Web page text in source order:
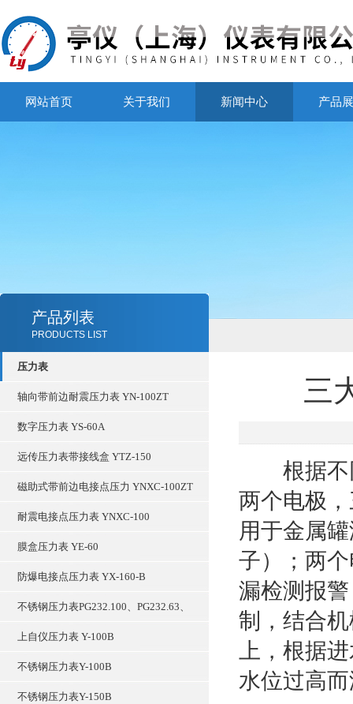
网站首页 关于我们 新闻中心 产品
产品列表
PRODUCTS LIST
压力表
轴向带前边耐震压力表 YN-100ZT
数字压力表 YS-60A
远传压力表带接线盒 YTZ-150
磁助式带前边电接点压力 YNXC-100ZT
耐震电接点压力表 YNXC-100
膜盒压力表 YE-60
防爆电接点压力表 YX-160-B
不锈钢压力表PG232.100、PG232.63、
上自仪压力表 Y-100B
不锈钢压力表Y-100B
不锈钢压力表Y-150B
三
根据不
两个电极
用于金属
子）；两
漏检测报
制，结合
上，根据
水位过高